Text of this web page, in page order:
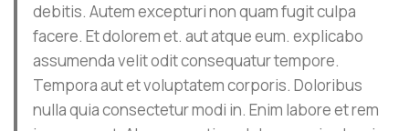
debitis. Autem excepturi non quam fugit culpa
facere. Et dolorem et. aut atque eum. explicabo
assumenda velit odit consequatur tempore.
Tempora aut et voluptatem corporis. Doloribus
nulla quia consectetur modi in. Enim labore et rem